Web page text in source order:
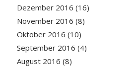
Dezember 2016 (16)
November 2016 (8)
Oktober 2016 (10)
September 2016 (4)
August 2016 (8)